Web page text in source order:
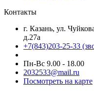
Контакты
г. Казань, ул.
д.27а
+7(843)203-25-33
Пн-Вс 9.00 - 18.00
2032533@mail.ru
Посмотреть на карте